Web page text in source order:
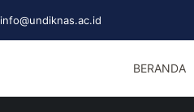
info@undiknas.ac.id
BERANDA